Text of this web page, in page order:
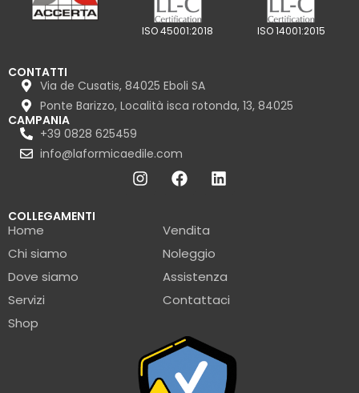
ISO 45001:2018 ISO 14001:2015
CONTATTI
Via de Cusatis, 84025 Eboli SA
Ponte Barizzo, Località isca rotonda, 13, 84025
CAMPANIA
+39 0828 625459
info@laformicaedile.com
COLLEGAMENTI
Home
Chi siamo
Dove siamo
Servizi
Shop
Vendita
Noleggio
Assistenza
Contattaci